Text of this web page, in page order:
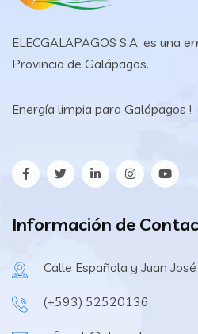
ELECGALAPAGOS S.A. es una
Provincia de Galápagos.
Energía limpia para Galápagos !
Información de
Calle Española y Juan
(+593) 52520136